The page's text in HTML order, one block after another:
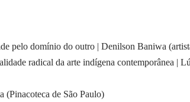
pelo domínio do outro | Denilson Baniwa
radical da arte indígena contemporânea |
(Pinacoteca de São Paulo)